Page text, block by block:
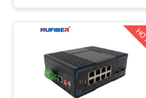
여
25G